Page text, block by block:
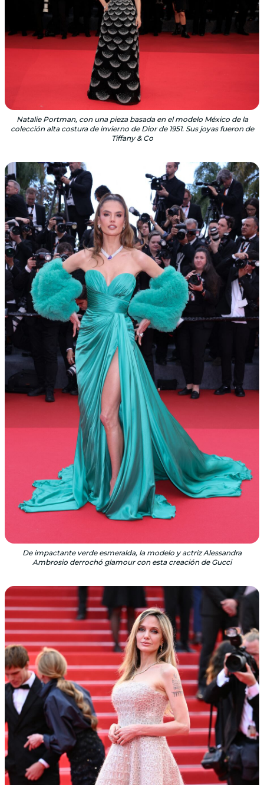
Natalie Portman, con una pieza basada en el modelo México de la
colección alta costura de invierno de Dior de 1951. Sus joyas fueron de
Tiffany & Co
De impactante verde esmeralda, la modelo y actriz Alessandra
Ambrosio derrochó glamour con esta creación de Gucci